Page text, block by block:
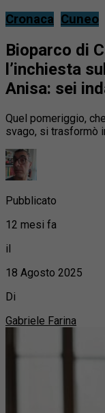
Cronaca Cuneo
Bioparco di
l’inchiesta
Anisa: sei
Quel pomeriggio,
svago, si trasformò
Pubblicato
12 mesi fa
il
18 Agosto 2025
Di
Gabriele Farina